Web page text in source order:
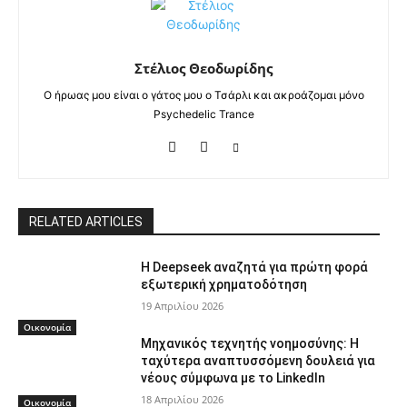
Στέλιος Θεοδωρίδης
Ο ήρωας μου είναι ο γάτος μου ο Τσάρλι και ακροάζομαι μόνο
Psychedelic Trance
RELATED ARTICLES
Οικονομία
Η Deepseek αναζητά για πρώτη φορά
εξωτερική χρηματοδότηση
19 Απριλίου 2026
Οικονομία
Μηχανικός τεχνητής νοημοσύνης: Η
ταχύτερα αναπτυσσόμενη δουλειά για
νέους σύμφωνα με το LinkedIn
18 Απριλίου 2026